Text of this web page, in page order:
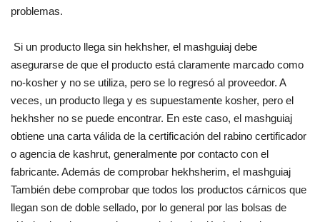
problemas.
Si un producto llega sin hekhsher, el mashguiaj debe
asegurarse de que el producto está claramente marcado como
no-kosher y no se utiliza, pero se lo regresó al proveedor. A
veces, un producto llega y es supuestamente kosher, pero el
hekhsher no se puede encontrar. En este caso, el mashguiaj
obtiene una carta válida de la certificación del rabino certificador
o agencia de kashrut, generalmente por contacto con el
fabricante. Además de comprobar hekhsherim, el mashguiaj
También debe comprobar que todos los productos cárnicos que
llegan son de doble sellado, por lo general por las bolsas de